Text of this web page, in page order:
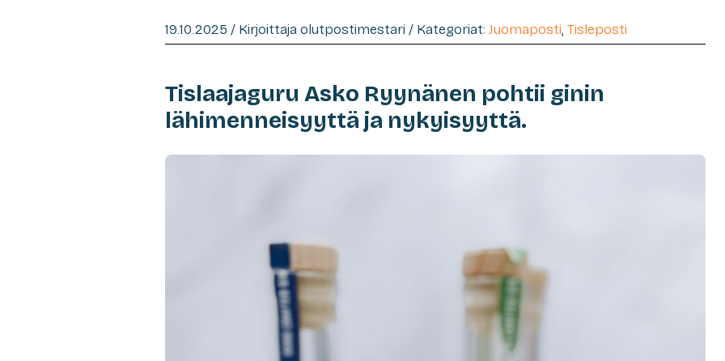
19.10.2025 / Kirjoittaja olutpostimestari / Kategoriat: Juomaposti, Tisleposti
Tislaajaguru Asko Ryynänen pohtii ginin
lähimenneisyyttä ja nykyisyyttä.